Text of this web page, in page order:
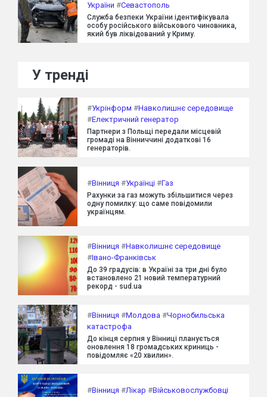
України #Севастополь
Служба безпеки України ідентифікувала
особу російського військового чиновника,
який був ліквідований у Криму.
У тренді
#Укрінформ #Навколишнє середовище
#Електричний генератор
Партнери з Польщі передали місцевій
громаді на Вінниччині додаткові 16
генераторів.
#Вінниця #Українці #Газ
Рахунки за газ можуть збільшитися через
одну помилку: що саме повідомили
українцям.
#Вінниця #Навколишнє середовище
#Івано-Франківськ
До 39 градусів: в Україні за три дні було
встановлено 21 новий температурний
рекорд - sud.ua
#Вінниця #Молдова #Чорнобильська
катастрофа
До кінця серпня у Вінниці планується
оновлення 18 громадських криниць -
повідомляє «20 хвилин».
#Вінниця #Лікар #Військовослужбовці